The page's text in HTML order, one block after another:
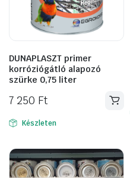
DUNAPLASZT primer
korróziógátló alapozó
szürke 0,75 liter
7 250 Ft
Készleten